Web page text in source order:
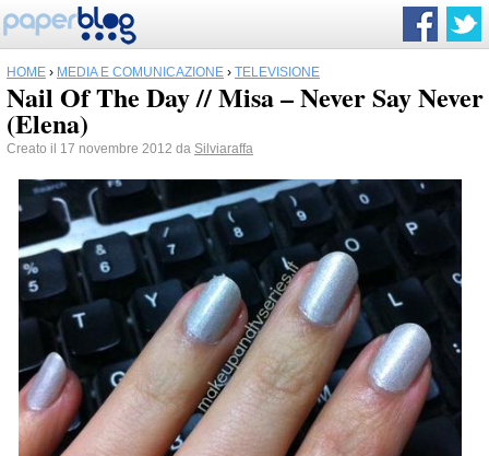
HOME › MEDIA E COMUNICAZIONE › TELEVISIONE
Nail Of The Day // Misa – Never Say Never
(Elena)
Creato il 17 novembre 2012 da Silviaraffa